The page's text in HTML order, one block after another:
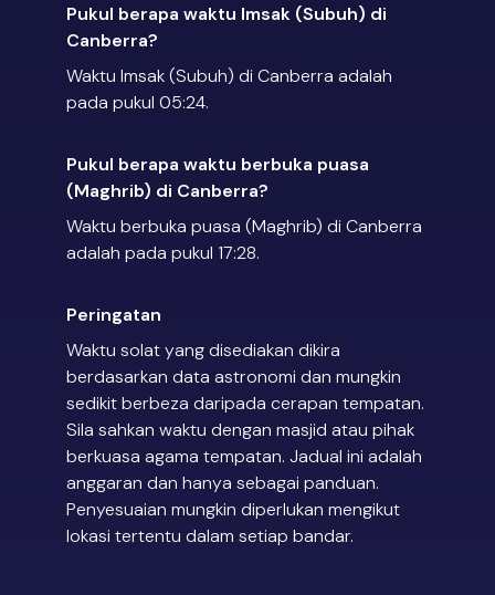
Pukul berapa waktu Imsak (Subuh) di
Canberra?
Waktu Imsak (Subuh) di Canberra adalah
pada pukul 05:24.
Pukul berapa waktu berbuka puasa
(Maghrib) di Canberra?
Waktu berbuka puasa (Maghrib) di Canberra
adalah pada pukul 17:28.
Peringatan
Waktu solat yang disediakan dikira
berdasarkan data astronomi dan mungkin
sedikit berbeza daripada cerapan tempatan.
Sila sahkan waktu dengan masjid atau pihak
berkuasa agama tempatan. Jadual ini adalah
anggaran dan hanya sebagai panduan.
Penyesuaian mungkin diperlukan mengikut
lokasi tertentu dalam setiap bandar.